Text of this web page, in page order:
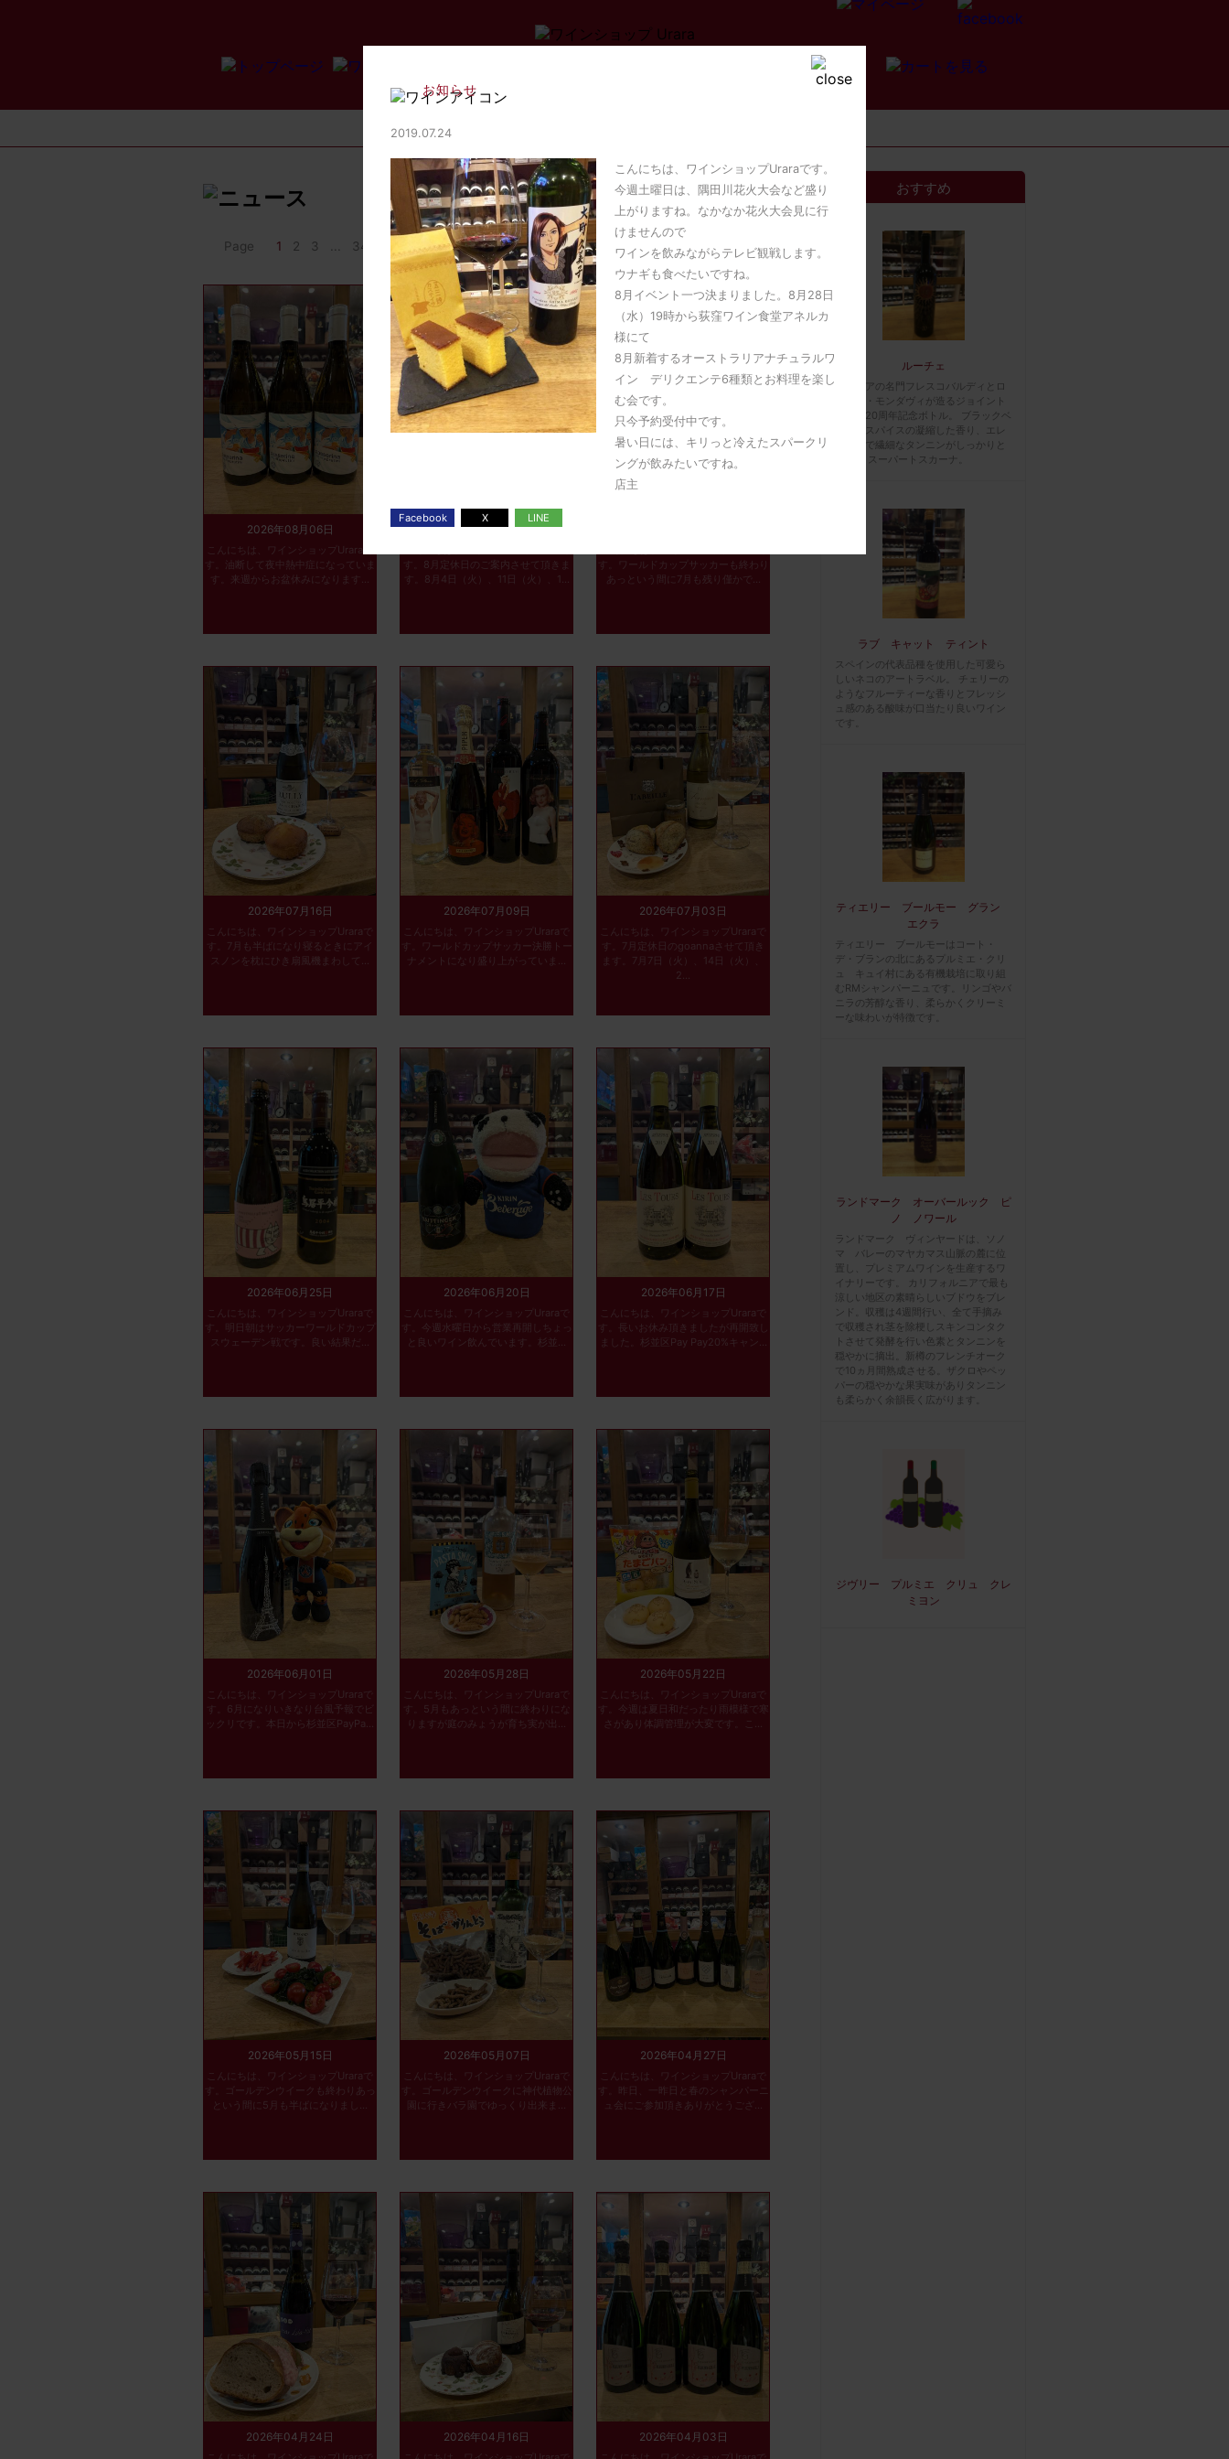
Page 1 2 3 34
2026年08月06日
こんにちは、ワインショップUraraで
す。油断して夜中熱中症になっていま
す。来週からお盆休みになります...
2026年08月01日
す。8月定休日のご案内させて頂きま
す。8月4日（火）、11日（火）、1...
す。ワールドカップサッカーも終わり
あっという間に7月も残り僅かで...
2026年07月16日
こんにちは、ワインショップUraraで
す。7月も半ばになり寝るときにアイ
スノンを枕にひき扇風機まわして...
2026年07月09日
こんにちは、ワインショップUraraで
す。ワールドカップサッカー決勝トー
ナメントになり盛り上がっていま...
2026年07月03日
こんにちは、ワインショップUraraで
す。7月定休日のgoannaさせて頂き
ます。7月7日（火）、14日（火）、
2...
2026年06月25日
こんにちは、ワインショップUraraで
す。明日朝はサッカーワールドカップ
スウェーデン戦です。良い結果だ...
2026年06月20日
こんにちは、ワインショップUraraで
す。今週水曜日から営業再開しちょっ
と良いワイン飲んでいます。杉並...
2026年06月17日
こんにちは、ワインショップUraraで
す。長いお休み頂きましたが再開致し
ました。杉並区Pay Pay20%キャン...
2026年06月01日
こんにちは、ワインショップUraraで
す。6月になりいきなり台風予報でビ
ックリです。本日から杉並区PayPa...
2026年05月28日
こんにちは、ワインショップUraraで
す。5月もあっという間に終わりにな
りますが庭のみょうが育ち実が出...
2026年05月22日
こんにちは、ワインショップUraraで
す。今週は夏日和だったり雨模様で寒
さがあり体調管理が大変です。こ...
2026年05月15日
こんにちは、ワインショップUraraで
す。ゴールデンウイークも終わりあっ
という間に5月も半ばになりまし...
2026年05月07日
こんにちは、ワインショップUraraで
す。ゴールデンウイークに神代植物公
園に行きバラ園でゆっくり出来ま...
2026年04月27日
こんにちは、ワインショップUraraで
す。昨日、一昨日と春のシャンパーニ
ュ会にご参加頂きありがとうござ...
2026年04月24日 2026年04月16日 2026年04月03日
おすすめ
ルーチェ
イタリアの名門フレスコバルディとロ
バート・モンダヴィが造るジョイント
ワイン20周年記念ボトル。 ブラックベ
リーやスパイスの凝縮した香り、エレ
ガントで繊細なタンニンがしっかりと
感じる スーパートスカーナ。
ラブ キャット ティント
スペインの代表品種を使用した可愛ら
しいネコのアートラベル。 チェリーの
ようなフルーティーな香りとフレッシ
ュ感のある酸味が口当たり良いワイン
です。
ティエリー ブールモー グラン
エクラ
ティエリー ブールモーはコート・
デ・ブランの北にあるプルミエ・クリ
ュ キュイ村にある有機栽培に取り組
むRMシャンパーニュです。リンゴやバ
ニラの芳醇な香り、柔らかくクリーミ
ーな味わいが特徴です。
ランドマーク オーバールック ピ
ノ ノワール
ランドマーク ヴィンヤードは、ソノ
マ バレーのマヤカマス山脈の麓に位
置し、プレミアムワインを生産するワ
イナリーです。 カリフォルニアで最も
涼しい地区の素晴らしいブドウをブレ
ンド。収穫は4週間行い、全て手摘み
で収穫され茎を除梗しスキンコンタク
トさせて発酵を行い色素とタンニンを
穏やかに摘出。新樽のフレンチオーク
で10ヵ月間熟成させる。ザクロやペッ
パーの穏やかな果実味がありタンニン
も柔らかく余韻長く広がります。
ジヴリー プルミエ クリュ クレ
ミヨン
お知らせ
2019.07.24
こんにちは、ワインショップUraraです。
今週土曜日は、隅田川花火大会など盛り
上がりますね。なかなか花火大会見に行
けませんので
ワインを飲みながらテレビ観戦します。
ウナギも食べたいですね。
8月イベント一つ決まりました。8月28日
（水）19時から荻窪ワイン食堂アネルカ
様にて
8月新着するオーストラリアナチュラルワ
イン デリクエンテ6種類とお料理を楽し
む会です。
只今予約受付中です。
暑い日には、キリっと冷えたスパークリ
ングが飲みたいですね。
店主